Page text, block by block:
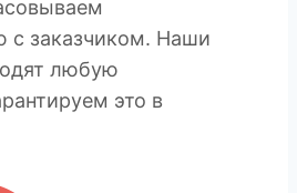
с заказчиком. Наши
любую
это в